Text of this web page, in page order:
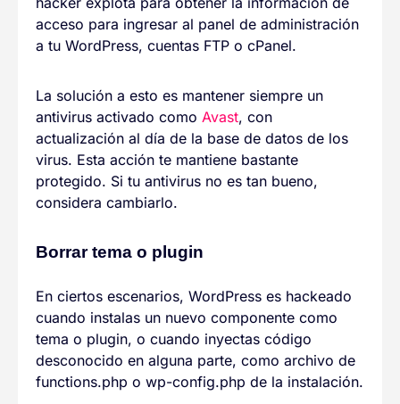
acceso para ingresar al panel de administración
a tu WordPress, cuentas FTP o cPanel.
La solución a esto es mantener siempre un
antivirus activado como Avast, con
actualización al día de la base de datos de los
virus. Esta acción te mantiene bastante
protegido. Si tu antivirus no es tan bueno,
considera cambiarlo.
Borrar tema o plugin
En ciertos escenarios, WordPress es hackeado
cuando instalas un nuevo componente como
tema o plugin, o cuando inyectas código
desconocido en alguna parte, como archivo de
functions.php o wp-config.php de la instalación.